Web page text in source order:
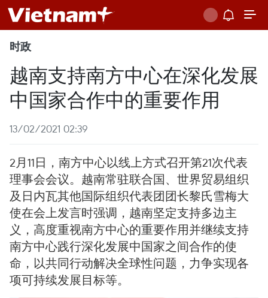
时政
越南支持南方中心在深化发展
中国家合作中的重要作用
13/02/2021 02:39
2月11日，南方中心以线上方式召开第21次代表
理事会会议。越南常驻联合国、世界贸易组织
及日内瓦其他国际组织代表团团长黎氏雪梅大
使在会上发言时强调，越南坚定支持多边主
义，高度重视南方中心的重要作用并继续支持
南方中心践行深化发展中国家之间合作的使
命，以共同行动解决全球性问题，力争实现各
项可持续发展目标等。